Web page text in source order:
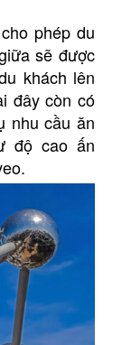
phép du
sẽ được
khách lên
đây còn có
nhu cầu ăn
độ cao ấn